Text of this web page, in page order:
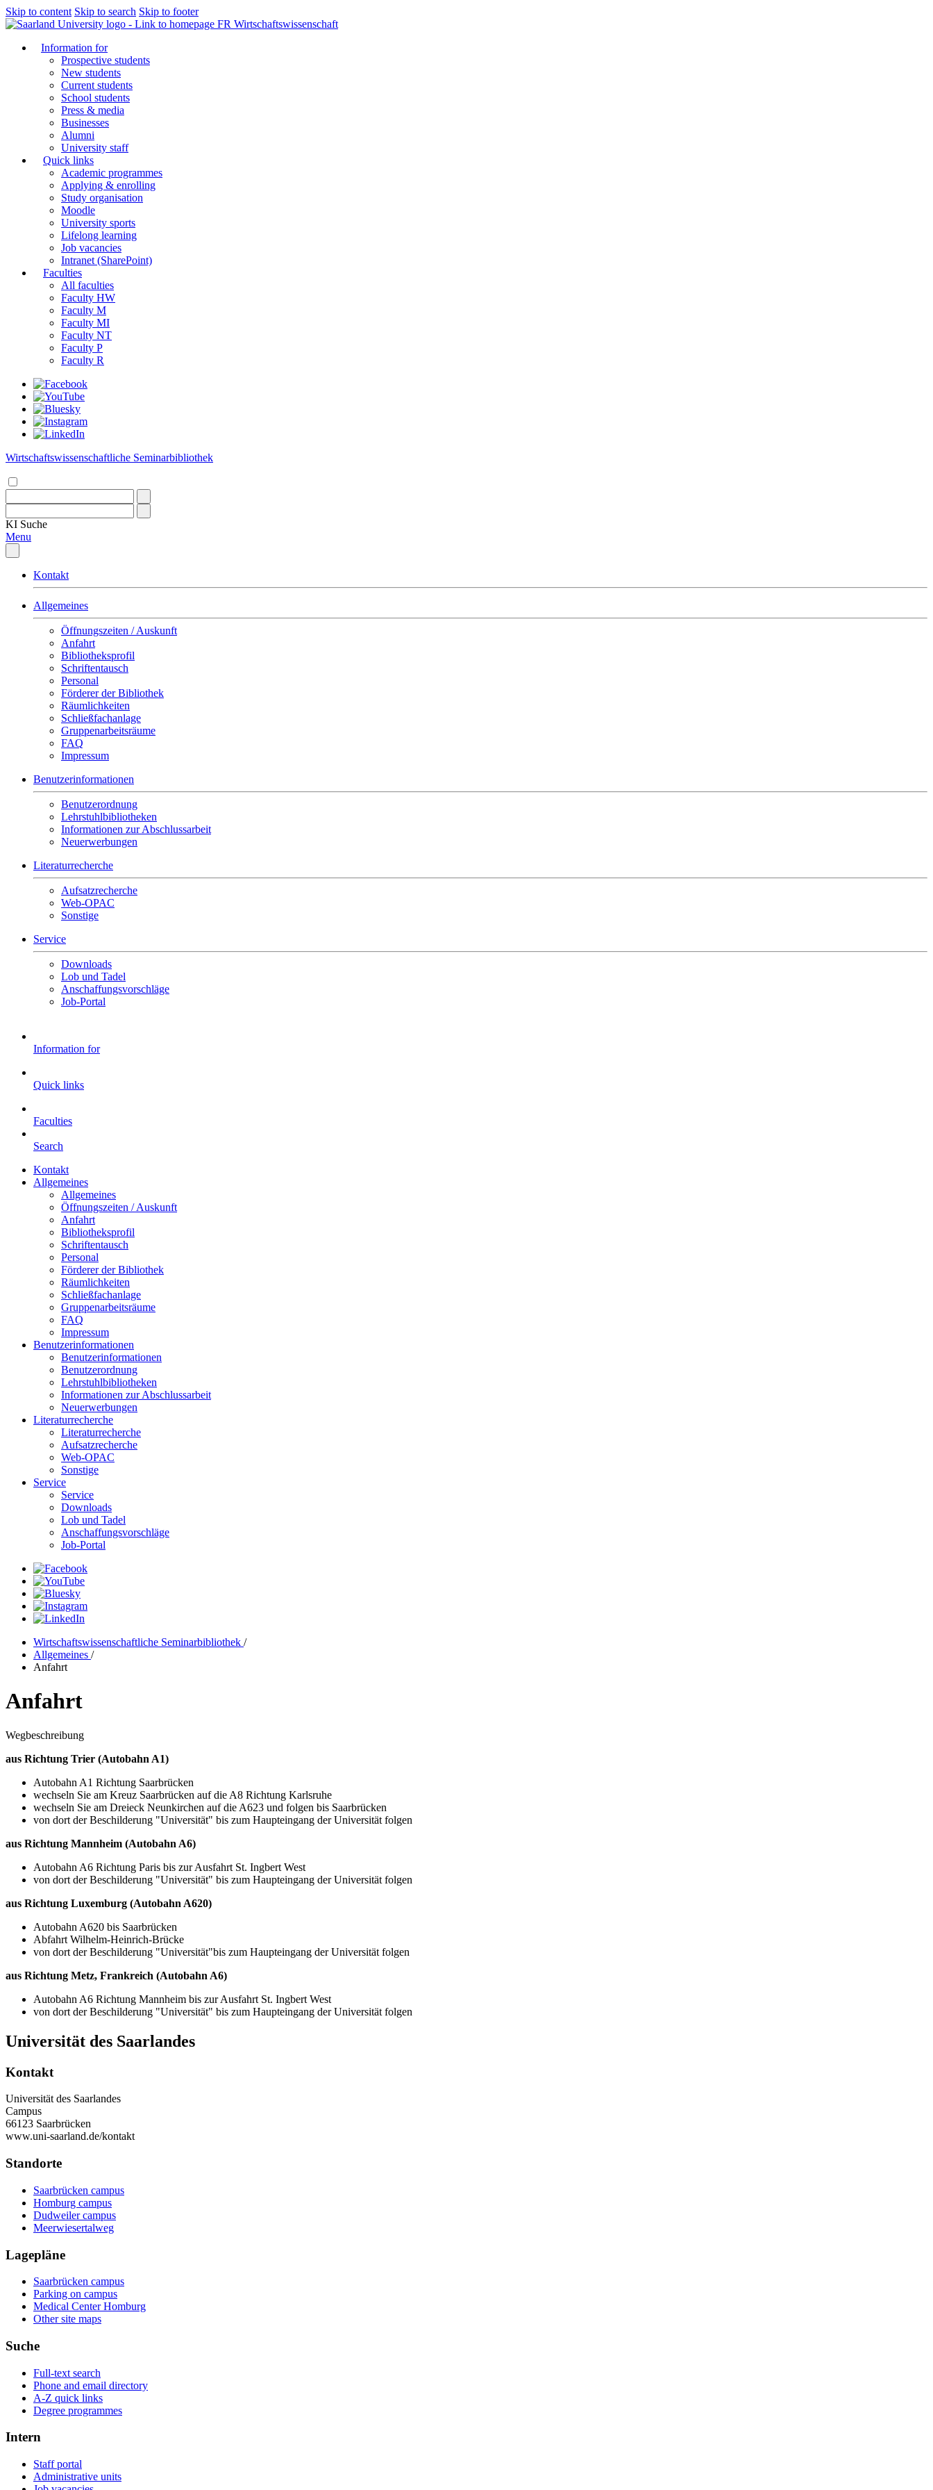
Skip to content Skip to search Skip to footer
FR Wirtschaftswissenschaft
Information for
Prospective students
New students
Current students
School students
Press & media
Businesses
Alumni
University staff
Quick links
Academic programmes
Applying & enrolling
Study organisation
Moodle
University sports
Lifelong learning
Job vacancies
Intranet (SharePoint)
Faculties
All faculties
Faculty HW
Faculty M
Faculty MI
Faculty NT
Faculty P
Faculty R
Wirtschaftswissenschaftliche Seminarbibliothek
KI Suche
Menu
Kontakt
Allgemeines
Öffnungszeiten / Auskunft
Anfahrt
Bibliotheksprofil
Schriftentausch
Personal
Förderer der Bibliothek
Räumlichkeiten
Schließfachanlage
Gruppenarbeitsräume
FAQ
Impressum
Benutzerinformationen
Benutzerordnung
Lehrstuhlbibliotheken
Informationen zur Abschlussarbeit
Neuerwerbungen
Literaturrecherche
Aufsatzrecherche
Web-OPAC
Sonstige
Service
Downloads
Lob und Tadel
Anschaffungsvorschläge
Job-Portal
Information for
Quick links
Faculties
Search
Kontakt
Allgemeines
Allgemeines
Öffnungszeiten / Auskunft
Anfahrt
Bibliotheksprofil
Schriftentausch
Personal
Förderer der Bibliothek
Räumlichkeiten
Schließfachanlage
Gruppenarbeitsräume
FAQ
Impressum
Benutzerinformationen
Benutzerinformationen
Benutzerordnung
Lehrstuhlbibliotheken
Informationen zur Abschlussarbeit
Neuerwerbungen
Literaturrecherche
Literaturrecherche
Aufsatzrecherche
Web-OPAC
Sonstige
Service
Service
Downloads
Lob und Tadel
Anschaffungsvorschläge
Job-Portal
Wirtschaftswissenschaftliche Seminarbibliothek /
Allgemeines /
Anfahrt
Anfahrt
Wegbeschreibung
aus Richtung Trier (Autobahn A1)
Autobahn A1 Richtung Saarbrücken
wechseln Sie am Kreuz Saarbrücken auf die A8 Richtung Karlsruhe
wechseln Sie am Dreieck Neunkirchen auf die A623 und folgen bis Saarbrücken
von dort der Beschilderung "Universität" bis zum Haupteingang der Universität folgen
aus Richtung Mannheim (Autobahn A6)
Autobahn A6 Richtung Paris bis zur Ausfahrt St. Ingbert West
von dort der Beschilderung "Universität" bis zum Haupteingang der Universität folgen
aus Richtung Luxemburg (Autobahn A620)
Autobahn A620 bis Saarbrücken
Abfahrt Wilhelm-Heinrich-Brücke
von dort der Beschilderung "Universität"bis zum Haupteingang der Universität folgen
aus Richtung Metz, Frankreich (Autobahn A6)
Autobahn A6 Richtung Mannheim bis zur Ausfahrt St. Ingbert West
von dort der Beschilderung "Universität" bis zum Haupteingang der Universität folgen
Universität des Saarlandes
Kontakt
Universität des Saarlandes
Campus
66123 Saarbrücken
www.uni-saarland.de/kontakt
Standorte
Saarbrücken campus
Homburg campus
Dudweiler campus
Meerwiesertalweg
Lagepläne
Saarbrücken campus
Parking on campus
Medical Center Homburg
Other site maps
Suche
Full-text search
Phone and email directory
A-Z quick links
Degree programmes
Intern
Staff portal
Administrative units